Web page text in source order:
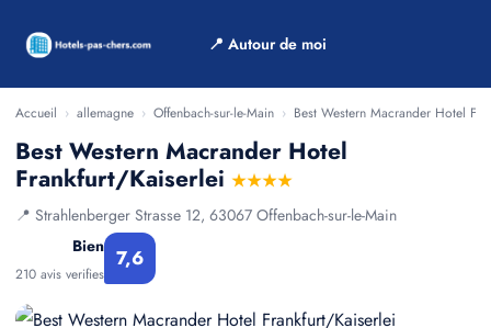
📍 Autour de moi
Accueil › allemagne › Offenbach-sur-le-Main › Best Western Macrander Hotel
Best Western Macrander Hotel
Frankfurt/Kaiserlei ★★★★
📍 Strahlenberger Strasse 12, 63067 Offenbach-sur-le-Main
Bien
210 avis verifies
7,6